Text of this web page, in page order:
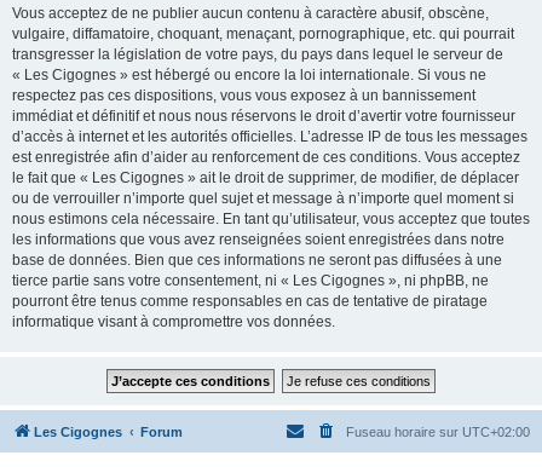
Vous acceptez de ne publier aucun contenu à caractère abusif, obscène,
vulgaire, diffamatoire, choquant, menaçant, pornographique, etc. qui pourrait
transgresser la législation de votre pays, du pays dans lequel le serveur de
« Les Cigognes » est hébergé ou encore la loi internationale. Si vous ne
respectez pas ces dispositions, vous vous exposez à un bannissement
immédiat et définitif et nous nous réservons le droit d’avertir votre fournisseur
d’accès à internet et les autorités officielles. L’adresse IP de tous les messages
est enregistrée afin d’aider au renforcement de ces conditions. Vous acceptez
le fait que « Les Cigognes » ait le droit de supprimer, de modifier, de déplacer
ou de verrouiller n’importe quel sujet et message à n’importe quel moment si
nous estimons cela nécessaire. En tant qu’utilisateur, vous acceptez que toutes
les informations que vous avez renseignées soient enregistrées dans notre
base de données. Bien que ces informations ne seront pas diffusées à une
tierce partie sans votre consentement, ni « Les Cigognes », ni phpBB, ne
pourront être tenus comme responsables en cas de tentative de piratage
informatique visant à compromettre vos données.
Les Cigognes Forum Fuseau horaire sur UTC+02:00